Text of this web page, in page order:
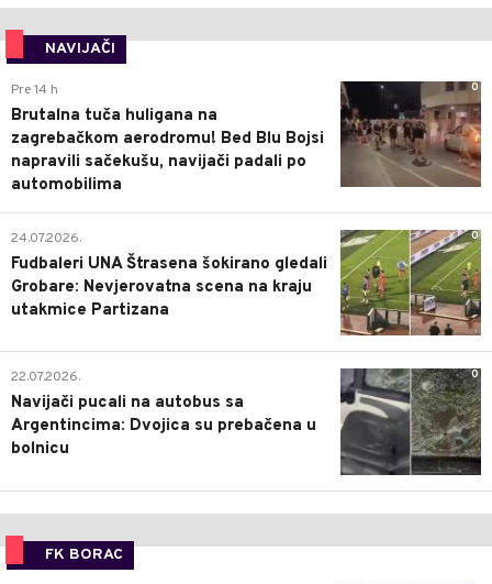
NAVIJAČI
0
Pre 14 h
Brutalna tuča huligana na
zagrebačkom aerodromu! Bed Blu Bojsi
napravili sačekušu, navijači padali po
automobilima
0
24.07.2026.
Fudbaleri UNA Štrasena šokirano gledali
Grobare: Nevjerovatna scena na kraju
utakmice Partizana
0
22.07.2026.
Navijači pucali na autobus sa
Argentincima: Dvojica su prebačena u
bolnicu
FK BORAC